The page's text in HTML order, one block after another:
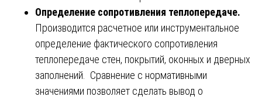
Определение сопротивления теплопередаче.
Производится расчетное или инструментальное
определение фактического сопротивления
теплопередаче стен, покрытий, оконных и дверных
заполнений. Сравнение с нормативными
значениями позволяет сделать вывод о